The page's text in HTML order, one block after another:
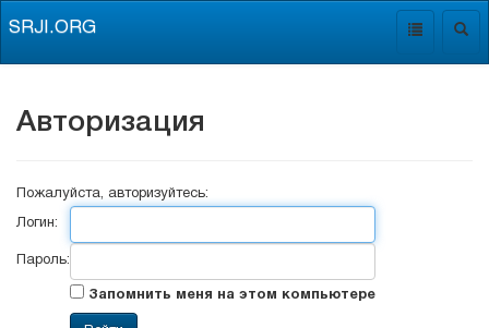
Toggle
SRJI.ORG
Авторизация
Пожалуйста, авторизуйтесь:
Логин:
Пароль:
Запомнить меня на этом компьютере